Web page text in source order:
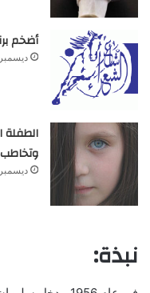
أضخم
ديسمبر 10, 2025
الطفلة
ديسمبر 10, 2025
نبذة: